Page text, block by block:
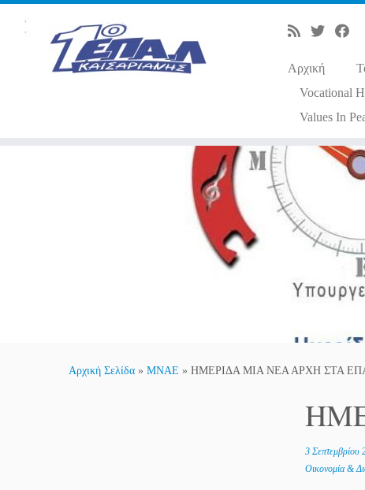
Αρχική
Vocational
Values In
Αρχική Σελίδα » MNAE » ΗΜΕΡΙΔΑ ΜΙΑ ΝΕΑ ΑΡΧΗ ΣΤΑ
3 Σεπτεμβρίου
Οικονομία &